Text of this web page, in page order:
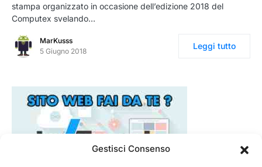
Gestisci Consenso
stampa organizzato in occasione dell’edizione 2018 del
Computex svelando…
MarKusss
5 Giugno 2018
Leggi tutto